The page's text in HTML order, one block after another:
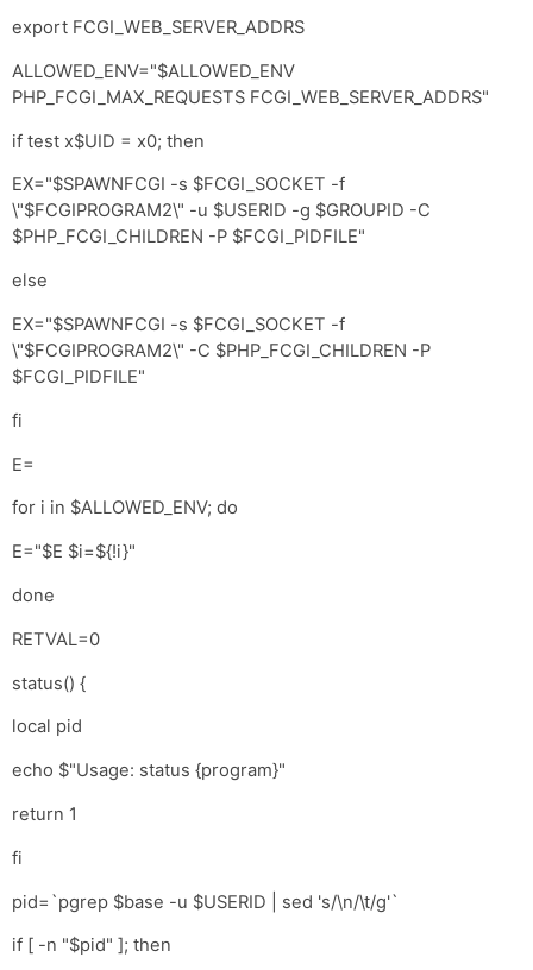
export FCGI_WEB_SERVER_ADDRS
ALLOWED_ENV="$ALLOWED_ENV
PHP_FCGI_MAX_REQUESTS FCGI_WEB_SERVER_ADDRS"
if test x$UID = x0; then
EX="$SPAWNFCGI -s $FCGI_SOCKET -f
\"$FCGIPROGRAM2\" -u $USERID -g $GROUPID -C
$PHP_FCGI_CHILDREN -P $FCGI_PIDFILE"
else
EX="$SPAWNFCGI -s $FCGI_SOCKET -f
\"$FCGIPROGRAM2\" -C $PHP_FCGI_CHILDREN -P
$FCGI_PIDFILE"
fi
E=
for i in $ALLOWED_ENV; do
E="$E $i=${!i}"
done
RETVAL=0
status() {
local pid
echo $"Usage: status {program}"
return 1
fi
pid=`pgrep $base -u $USERID | sed 's/\n/\t/g'`
if [ -n "$pid" ]; then